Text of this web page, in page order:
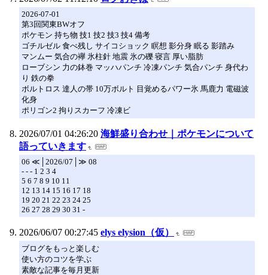
2026-07-01
第3回関東BWオフ
ポケモン 持ち物 技1 技2 技3 技4 備考
ゴチルゼル 食べ残し サイコショック 瞑想 影分身 眠る 影踏み
マンムー 気合の襷 氷柱針 地震 氷の礫 寝言 厚い脂肪
ローブシン 力の鉢巻 マッハパンチ 冷凍パンチ 気合パンチ 身代わ
り 鉄の拳
ボルトロス 達人の帯 10万ボルト 目覚めるパワー氷 馬鹿力 電磁波
化身
ポリゴン2 拘りスカーフ 冷凍ビ
2026/07/01 04:26:20 海鮮盛り合わせ｜ポケモンについて
語っていきます
06 ≪│2026/07│≫ 08
- - - 1 2 3 4
5 6 7 8 9 10 11
12 13 14 15 16 17 18
19 20 21 22 23 24 25
26 27 28 29 30 31 -
2026/06/07 00:27:45 elys elysion（仮）
ブログをもっと楽しむ
使い方のコツを学ぶ
素敵な記事を毎月更新